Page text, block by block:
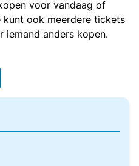
voor vandaag of
kunt ook meerdere tickets
iemand anders kopen.